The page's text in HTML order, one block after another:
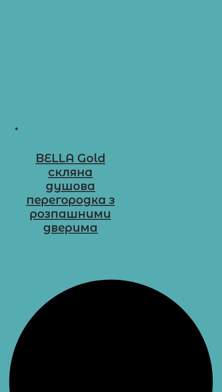
BELLA Gold
cкляна
душова
перегородка з
розпашними
дверима